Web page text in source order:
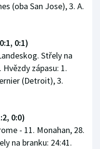
(oba San Jose), 3. A.
0:1)
Střely na
Hvězdy zápasu: 1.
(Detroit), 3.
0:0)
- 11. Monahan, 28.
na branku: 24:41.